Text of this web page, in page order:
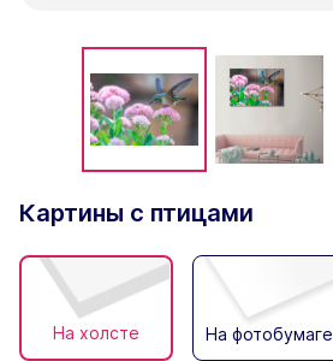
Картины с птицами
На холсте На фотобумаге